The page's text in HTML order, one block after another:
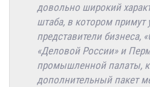
довольно широкий
штаба, в котором примут
представители бизнеса,
«Деловой России» и
промышленной палаты,
дополнительный пакет